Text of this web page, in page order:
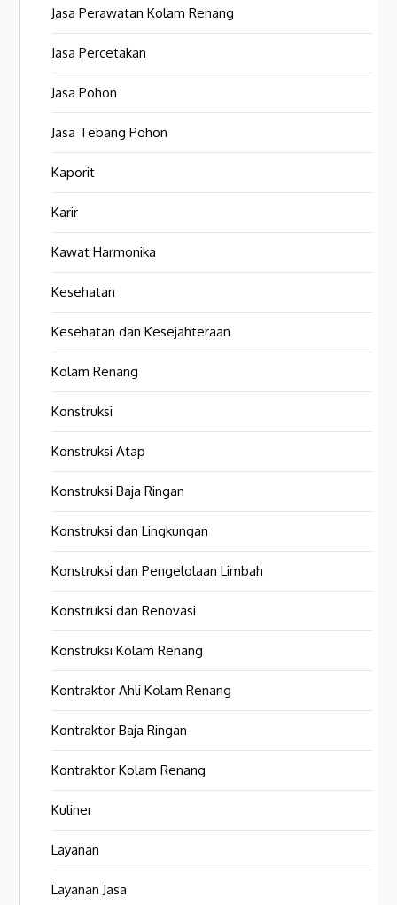
Jasa Perawatan Kolam Renang
Jasa Percetakan
Jasa Pohon
Jasa Tebang Pohon
Kaporit
Karir
Kawat Harmonika
Kesehatan
Kesehatan dan Kesejahteraan
Kolam Renang
Konstruksi
Konstruksi Atap
Konstruksi Baja Ringan
Konstruksi dan Lingkungan
Konstruksi dan Pengelolaan Limbah
Konstruksi dan Renovasi
Konstruksi Kolam Renang
Kontraktor Ahli Kolam Renang
Kontraktor Baja Ringan
Kontraktor Kolam Renang
Kuliner
Layanan
Layanan Jasa